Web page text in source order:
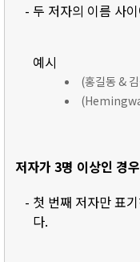
- 두 저자의 이름 사
예시
(홍길동 &
저자가 3명 이상인 경우
- 첫 번째 저자만 표
다.